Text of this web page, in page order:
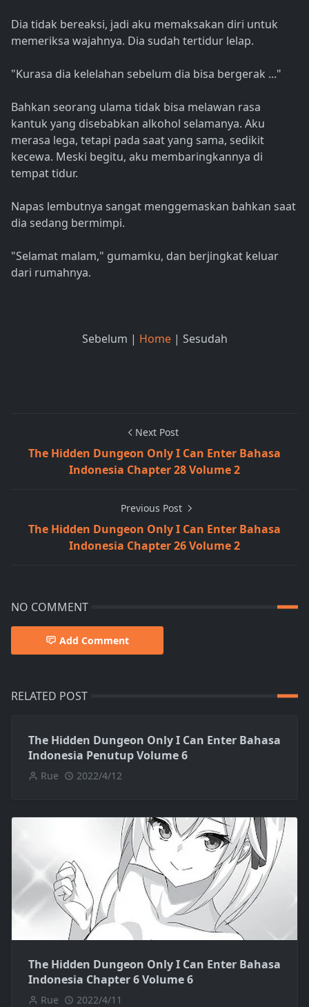
Dia tidak bereaksi, jadi aku memaksakan diri untuk
memeriksa wajahnya. Dia sudah tertidur lelap.
"Kurasa dia kelelahan sebelum dia bisa bergerak ..."
Bahkan seorang ulama tidak bisa melawan rasa
kantuk yang disebabkan alkohol selamanya. Aku
merasa lega, tetapi pada saat yang sama, sedikit
kecewa. Meski begitu, aku membaringkannya di
tempat tidur.
Napas lembutnya sangat menggemaskan bahkan saat
dia sedang bermimpi.
"Selamat malam," gumamku, dan berjingkat keluar
dari rumahnya.
Sebelum | Home | Sesudah
Next Post
The Hidden Dungeon Only I Can Enter Bahasa
Indonesia Chapter 28 Volume 2
Previous Post
The Hidden Dungeon Only I Can Enter Bahasa
Indonesia Chapter 26 Volume 2
NO COMMENT
Add Comment
RELATED POST
The Hidden Dungeon Only I Can Enter Bahasa
Indonesia Penutup Volume 6
Rue 2022/4/12
The Hidden Dungeon Only I Can Enter Bahasa
Indonesia Chapter 6 Volume 6
Rue 2022/4/11